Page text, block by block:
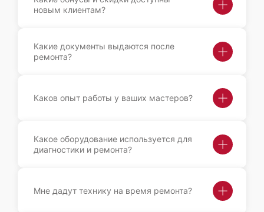
новым клиентам?
Какие документы выдаются после
ремонта?
Каков опыт работы у ваших мастеров?
Какое оборудование используется для
диагностики и ремонта?
Мне дадут технику на время ремонта?